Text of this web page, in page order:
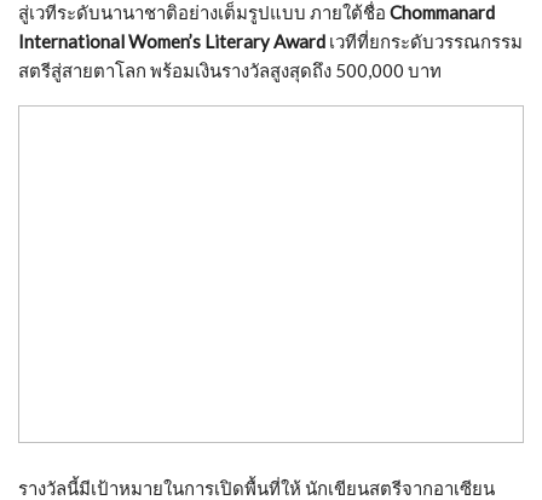
สู่เวทีระดับนานาชาติอย่างเต็มรูปแบบ ภายใต้ชื่อ Chommanard
International Women’s Literary Award เวทีที่ยกระดับวรรณกรรม
สตรีสู่สายตาโลก พร้อมเงินรางวัลสูงสุดถึง 500,000 บาท
รางวัลนี้มีเป้าหมายในการเปิดพื้นที่ให้ นักเขียนสตรีจากอาเซียน